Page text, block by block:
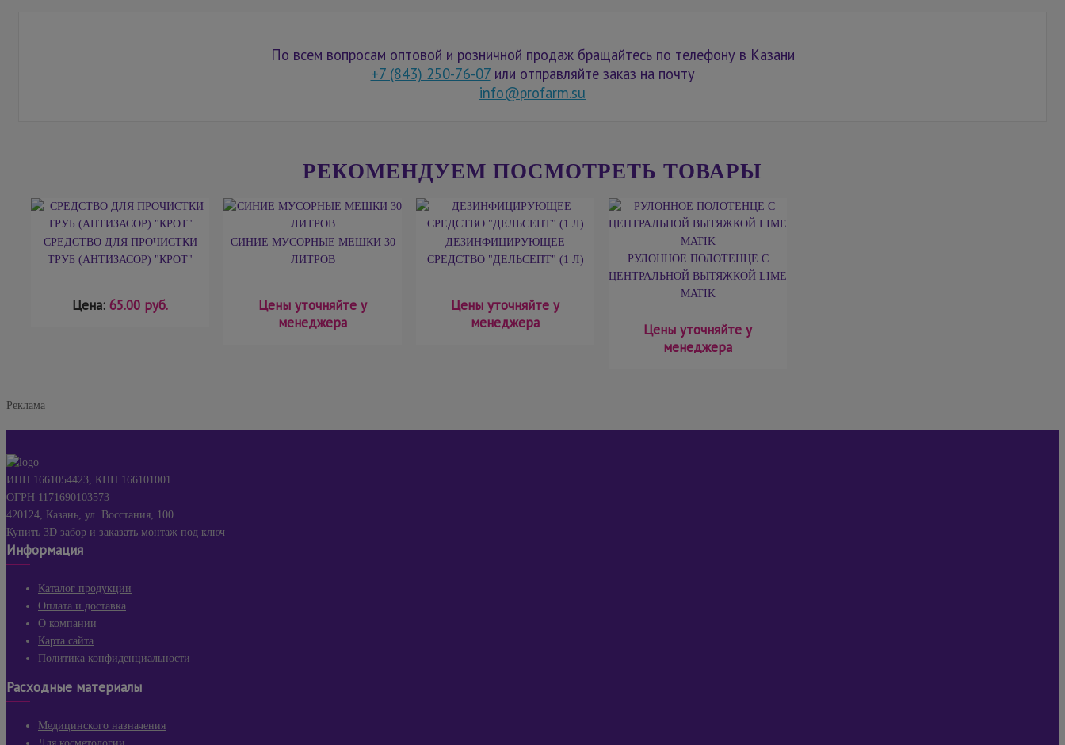
По всем вопросам оптовой и розничной продаж бращайтесь по телефону в Казани
+7 (843) 250-76-07или отправляйте заказ на почту
info@profarm.su
РЕКОМЕНДУЕМ ПОСМОТРЕТЬ ТОВАРЫ
СРЕДСТВО ДЛЯ ПРОЧИСТКИ
ТРУБ (АНТИЗАСОР) "КРОТ"
Цена: 65.00 руб.
СИНИЕ МУСОРНЫЕ МЕШКИ 30
ЛИТРОВ
Цены уточняйте у
менеджера
ДЕЗИНФИЦИРУЮЩЕЕ
СРЕДСТВО "ДЕЛЬСЕПТ" (1 Л)
Цены уточняйте у
менеджера
РУЛОННОЕ ПОЛОТЕНЦЕ С
ЦЕНТРАЛЬНОЙ ВЫТЯЖКОЙ LIME
MATIK
Цены уточняйте у
менеджера
Реклама
ИНН 1661054423, КПП 166101001
ОГРН 1171690103573
420124, Казань, ул. Восстания, 100
Купить 3D забор и заказать монтаж под ключ
Информация
Каталог продукции
Оплата и доставка
О компании
Карта сайта
Политика конфиденциальности
Расходные материалы
Медицинского назначения